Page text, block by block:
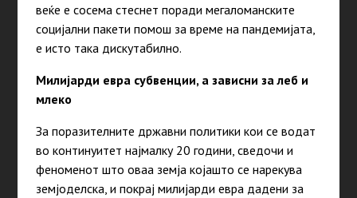
веќе е сосема стеснет поради мегаломанските
социјални пакети помош за време на пандемијата,
е исто така дискутабилно.
Милијарди евра субвенции, а зависни за леб и
млеко
За поразителните државни политики кои се водат
во континуитет најмалку 20 години, сведочи и
феноменот што оваа земја којашто се нарекува
земјоделска, и покрај милијарди евра дадени за